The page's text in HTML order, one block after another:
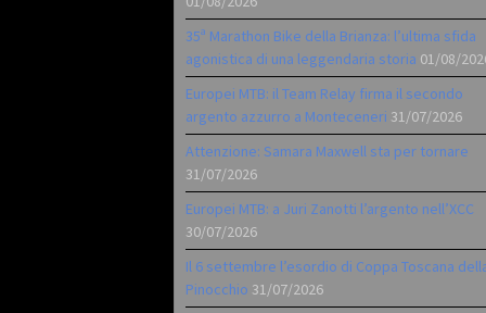
35ª Marathon Bike della Brianza: l’ultima sfida
agonistica di una leggendaria storia 01/08/
Europei MTB: il Team Relay firma il secondo
argento azzurro a Monteceneri 31/07/2026
Attenzione: Samara Maxwell sta per tornare
31/07/2026
Europei MTB: a Juri Zanotti l’argento nell’XCC
30/07/2026
Il 6 settembre l’esordio di Coppa Toscana
Pinocchio 31/07/2026